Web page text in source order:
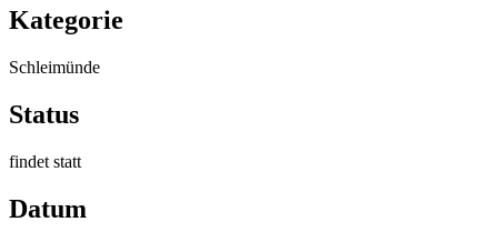
Kategorie
Schleimünde
Status
findet statt
Datum